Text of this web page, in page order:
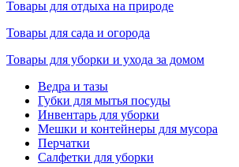
Товары для отдыха на природе
Товары для сада и огорода
Товары для уборки и ухода за домом
Ведра и тазы
Губки для мытья посуды
Инвентарь для уборки
Мешки и контейнеры для мусора
Перчатки
Салфетки для уборки